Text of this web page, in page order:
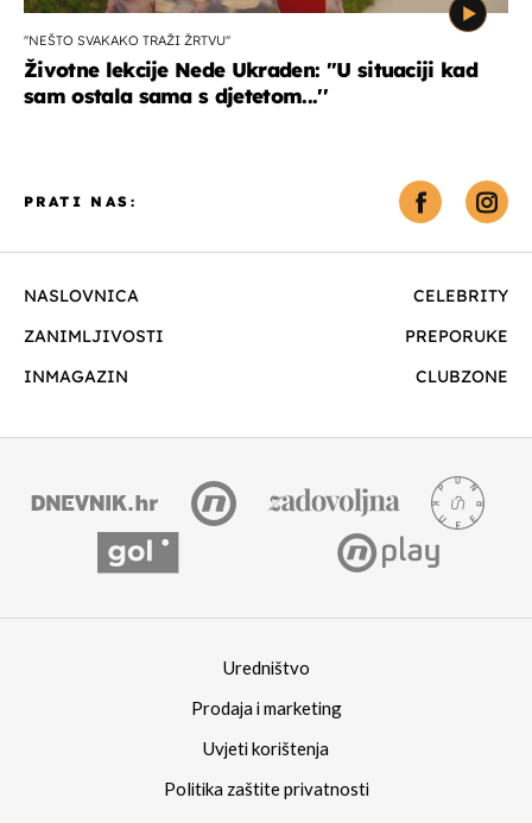
''NEŠTO SVAKAKO TRAŽI ŽRTVU''
Životne lekcije Nede Ukraden: ''U situaciji kad
sam ostala sama s djetetom...''
NASLOVNICA
CELEBRITY
ZANIMLJIVOSTI
PREPORUKE
INMAGAZIN
CLUBZONE
PRATI NAS:
Uredništvo
Prodaja i marketing
Uvjeti korištenja
Politika zaštite privatnosti